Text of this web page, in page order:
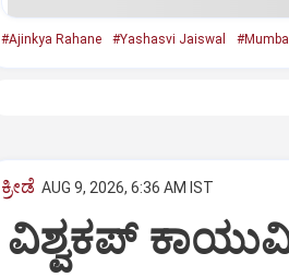
#Ajinkya Rahane #Yashasvi Jaiswal
ಕ್ರೀಡೆ AUG 9, 2026, 6:36 AM IST
ವಿಶ್ವಕಪ್‌